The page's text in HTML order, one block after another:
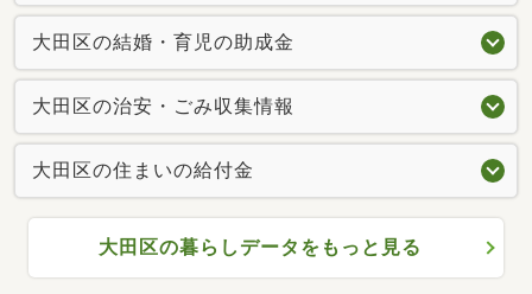
大田区の結婚・育児の助成金
大田区の治安・ごみ収集情報
大田区の住まいの給付金
大田区の暮らしデータをもっと見る